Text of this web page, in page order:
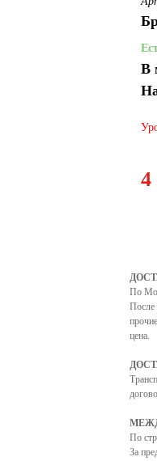
В
4
По
После
цена.
По
За